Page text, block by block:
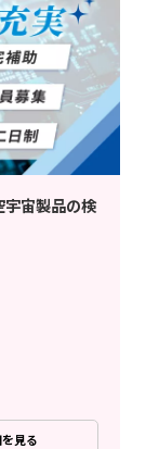
宙製品の検
見る